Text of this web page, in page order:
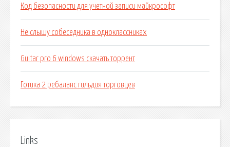
Код безопасности для учетной записи майкрософт
Не слышу собеседника в одноклассниках
Guitar pro 6 windows скачать торрент
Готика 2 ребаланс гильдия торговцев
Links